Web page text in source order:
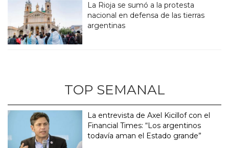
La Rioja se sumó a la protesta
nacional en defensa de las tierras
argentinas
TOP SEMANAL
La entrevista de Axel Kicillof con el
Financial Times: “Los argentinos
todavía aman el Estado grande”